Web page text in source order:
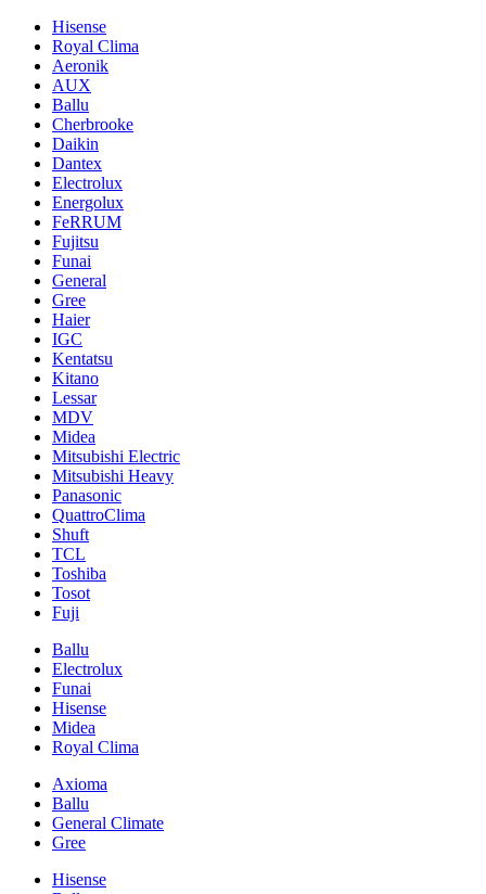
Hisense
Royal Clima
Aeronik
AUX
Ballu
Cherbrooke
Daikin
Dantex
Electrolux
Energolux
FeRRUM
Fujitsu
Funai
General
Gree
Haier
IGC
Kentatsu
Kitano
Lessar
MDV
Midea
Mitsubishi Electric
Mitsubishi Heavy
Panasonic
QuattroClima
Shuft
TCL
Toshiba
Tosot
Fuji
Ballu
Electrolux
Funai
Hisense
Midea
Royal Clima
Axioma
Ballu
General Climate
Gree
Hisense